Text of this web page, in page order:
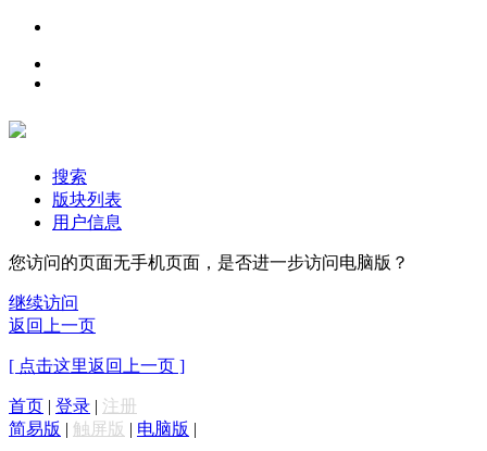
搜索
版块列表
用户信息
您访问的页面无手机页面，是否进一步访问电脑版？
继续访问
返回上一页
[ 点击这里返回上一页 ]
首页 | 登录 | 注册
简易版 | 触屏版 | 电脑版 |